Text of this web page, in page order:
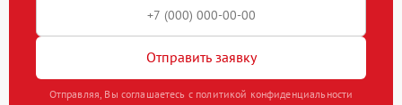
Отправить заявку
Отправляя, Вы соглашаетесь с политикой конфиденциальности